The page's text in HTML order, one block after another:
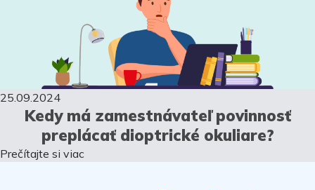
25.09.2024
Kedy má zamestnávateľ povinnosť
preplácať dioptrické okuliare?
Prečítajte si viac